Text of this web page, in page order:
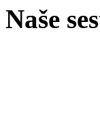
Naše